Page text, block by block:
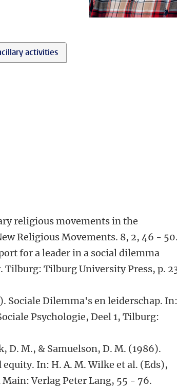
activities
religious movements in the
Religious Movements. 8, 2, 46 - 50.
for a leader in a social dilemma
Tilburg University Press, p.
Sociale Dilemma's en leiderschap.
Psychologie, Deel 1, Tilburg:
D. M., & Samuelson, D. M. (1986).
In: H. A. M. Wilke et al. (Eds),
Verlag Peter Lang, 55 - 76.